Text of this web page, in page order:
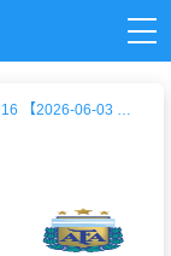
法国U16 VS 阿根廷U16 【2026-06-03 11:00:00】